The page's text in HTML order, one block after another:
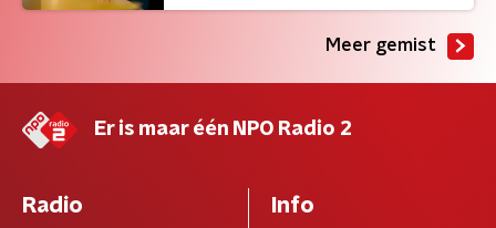
Meer gemist
Er is maar één NPO Radio 2
Radio Info